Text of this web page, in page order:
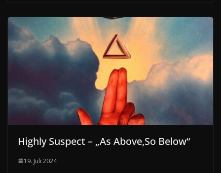
Highly Suspect – „As Above,So Below“
19. Juli 2024